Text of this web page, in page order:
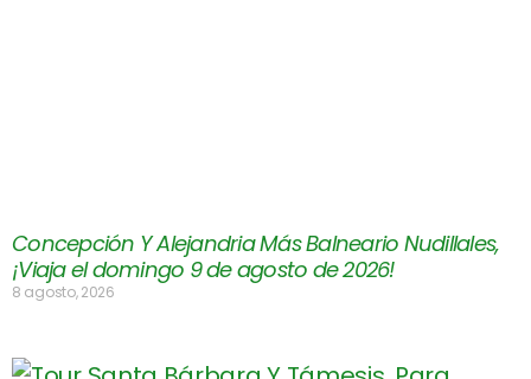
Concepción Y Alejandria Más Balneario Nudillales,
¡Viaja el domingo 9 de agosto de 2026!
8 agosto, 2026